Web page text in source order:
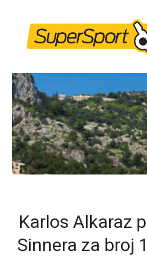
content
Karlos Alkaraz
Sinnera za broj